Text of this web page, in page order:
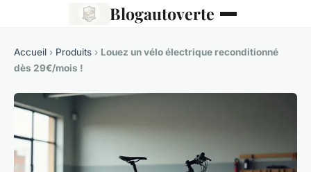
Blogautoverte
Accueil › Produits › Louez un vélo électrique reconditionné
dès 29€/mois !